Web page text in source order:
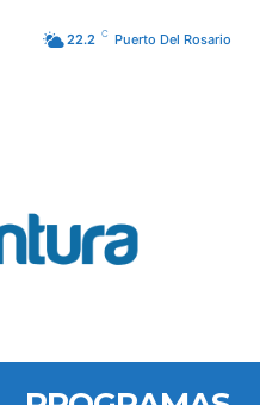
22.2 C Puerto Del Rosario